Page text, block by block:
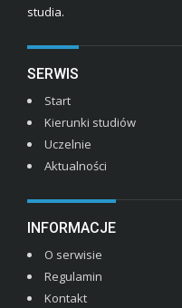
studia.
SERWIS
Start
Kierunki studiów
Uczelnie
Aktualności
INFORMACJE
O serwisie
Regulamin
Kontakt